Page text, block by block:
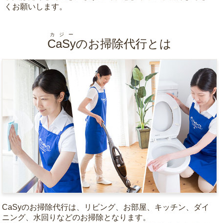
くお願いします。
CaSy
カジー
のお掃除代行とは
CaSyのお掃除代行は、リビング、お部屋、キッチン、ダイ
ニング、水回りなどのお掃除となります。